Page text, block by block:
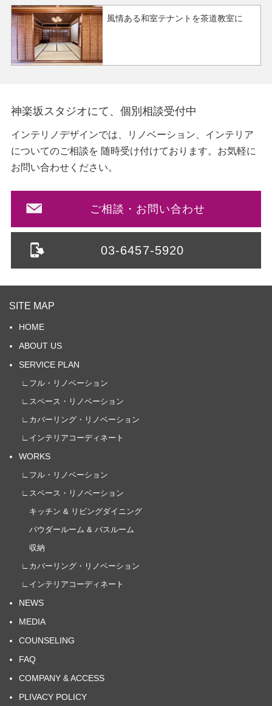
風情ある和室テナントを茶道教室に
神楽坂スタジオにて、個別相談受付中
インテリノデザインでは、リノベーション、インテリア
についてのご相談を 随時受け付けております。お気軽に
お問い合わせください。
ご相談・お問い合わせ
03-6457-5920
SITE MAP
HOME
ABOUT US
SERVICE PLAN
∟フル・リノベーション
∟スペース・リノベーション
∟カバーリング・リノベーション
∟インテリアコーディネート
WORKS
∟フル・リノベーション
∟スペース・リノベーション
キッチン & リビングダイニング
パウダールーム & バスルーム
収納
∟カバーリング・リノベーション
∟インテリアコーディネート
NEWS
MEDIA
COUNSELING
FAQ
COMPANY & ACCESS
PLIVACY POLICY